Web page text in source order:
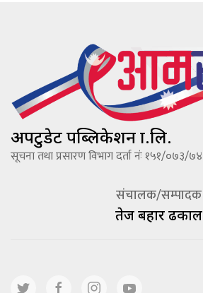
अपटुडेट पब्लिकेशन प्रा.लि.
सूचना तथा प्रसारण विभाग दर्ता नंः १५१/०७३/७४
संचालक/सम्पादक
तेज बहादूर ढकाल